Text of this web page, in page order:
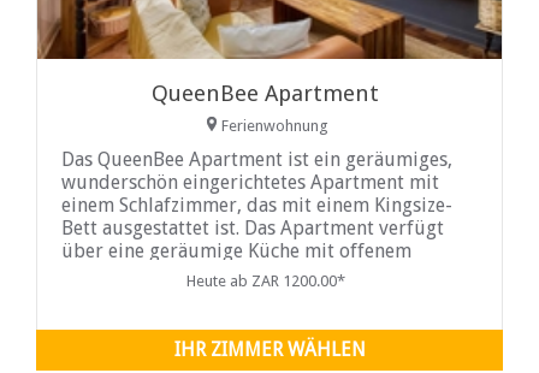
QueenBee Apartment
Ferienwohnung
Das QueenBee Apartment ist ein geräumiges,
wunderschön eingerichtetes Apartment mit
einem Schlafzimmer, das mit einem Kingsize-
Bett ausgestattet ist. Das Apartment verfügt
über eine geräumige Küche mit offenem
Schnitt, die für Selbstversorger ausgestattet
wie die entzückende private Terrasse. Zur
Heute ab ZAR 1200.00*
IHR ZIMMER WÄHLEN